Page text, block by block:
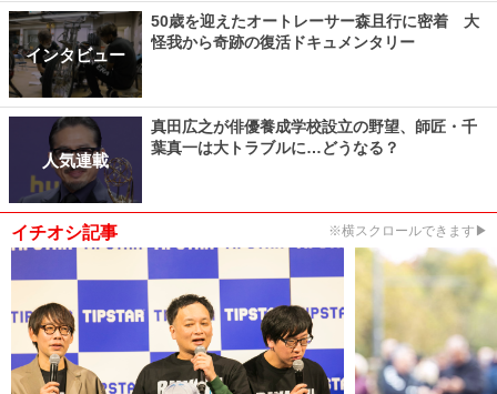
インタビュー
50歳を迎えたオートレーサー森且行に密着 大
怪我から奇跡の復活ドキュメンタリー
人気連載
真田広之が俳優養成学校設立の野望、師匠・千
葉真一は大トラブルに…どうなる？
イチオシ記事 ※横スクロールできます▶